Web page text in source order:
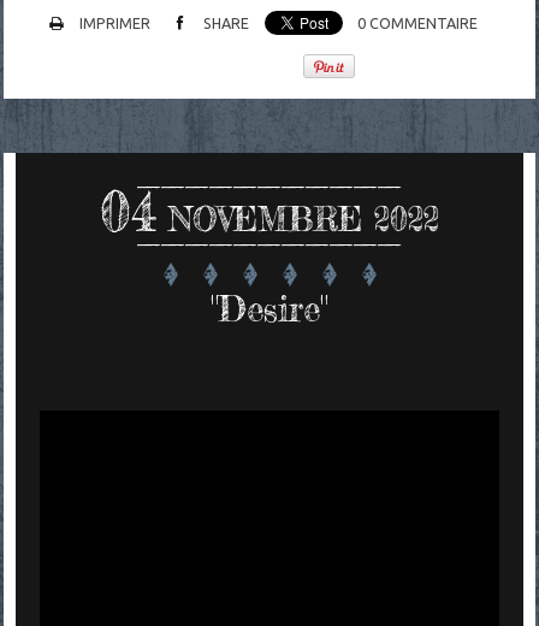
IMPRIMER SHARE 0 COMMENTAIRE
04 NOVEMBRE 2022
"Desire"